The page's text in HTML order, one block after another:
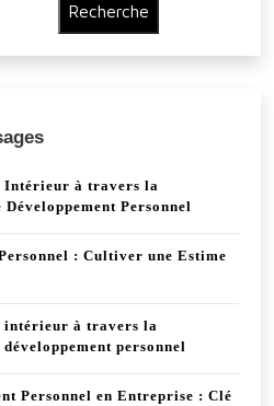
Recherche
Intérieur à travers la
Personnel
: Cultiver une Estime
intérieur à travers la
personnel
Personnel en Entreprise : Clé